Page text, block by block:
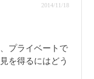
2014/11/18
プライベートで
を得るにはどう